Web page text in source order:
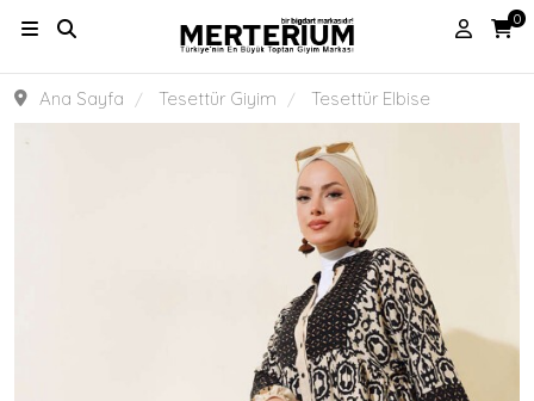
0
Ana Sayfa Tesettür Giyim Tesettür Elbise